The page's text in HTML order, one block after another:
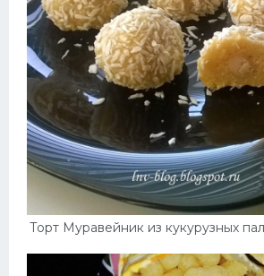
Торт Муравейник из кукурузных